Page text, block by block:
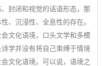
封闭和视觉的话语形态，那
、沉浸性、全息性的存在。
文化语境，口头文学和多模
学并没有将自己束缚于情境
文化语境。可以说，语境之